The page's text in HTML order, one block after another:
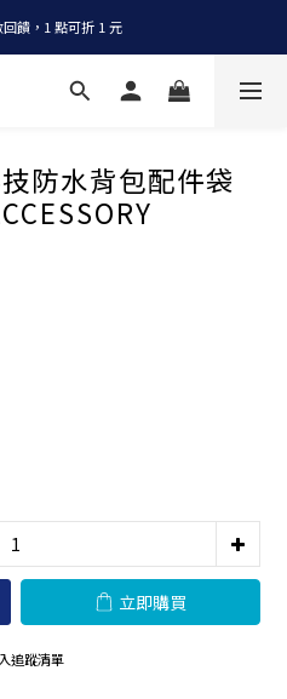
，即享免運
饋，1 點可折 1 元
，即享免運
防水背包配件袋
立即購買
追蹤清單